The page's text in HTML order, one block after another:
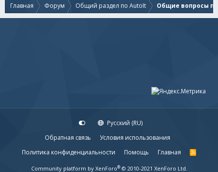
Главная Форум Общий раздел по AutoIt Общие вопросы
Русский (RU)
Обратная связь
Условия использования
Политика конфиденциальности
Помощь Главная
R
S
Community platform by XenForo® © 2010-2021 XenForo Ltd.